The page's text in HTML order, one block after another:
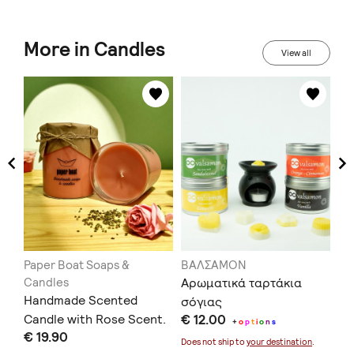
More in Candles View all
Paper Boat Soaps &
Candles
Handmade Scented
Candle with Rose Scent.
€ 19.90
ΒΑΛΣΑΜΟΝ
Aρωματικά ταρτάκια
σόγιας
€ 12.00 +option s
Does not ship to your destination.